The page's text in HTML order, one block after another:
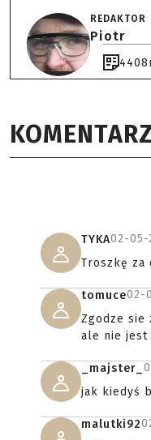
REDAKTOR
Piotr
4408
TYKA02-05-
Troszkę za
tomuce02-
Zgodze sie
ale nie jest
_majster_
jak kiedyś
malutki92